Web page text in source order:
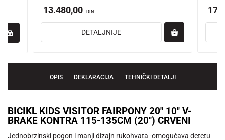
13.480,00 DIN
DETALJNIJE
OPIS DEKLARACIJA TEHNIČKI DETALJI
BICIKL KIDS VISITOR FAIRPONY 20" 10" V-
BRAKE KONTRA 115-135CM (20") CRVENI
Jednobrzinski pogon i manji dizajn rukohvata -omogućava detetu